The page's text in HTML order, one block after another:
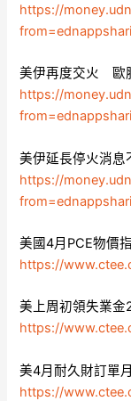
https://
美伊再度交火 歐
https://
美伊延長停火消
https://
美國4月PCE物價
https://
美上周初領失業金
https://
美4月耐久財訂單
https://